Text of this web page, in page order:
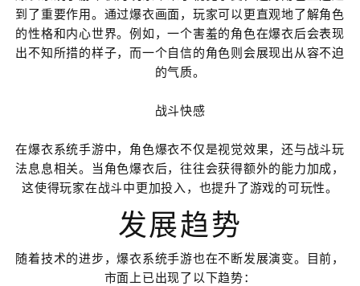
到了重要作用。通过爆衣画面，玩家可以更直观地了解角色
的性格和内心世界。例如，一个害羞的角色在爆衣后会表现
出不知所措的样子，而一个自信的角色则会展现出从容不迫
的气质。
战斗快感
在爆衣系统手游中，角色爆衣不仅是视觉效果，还与战斗玩
法息息相关。当角色爆衣后，往往会获得额外的能力加成，
这使得玩家在战斗中更加投入，也提升了游戏的可玩性。
发展趋势
随着技术的进步，爆衣系统手游也在不断发展演变。目前，
市面上已出现了以下趋势：